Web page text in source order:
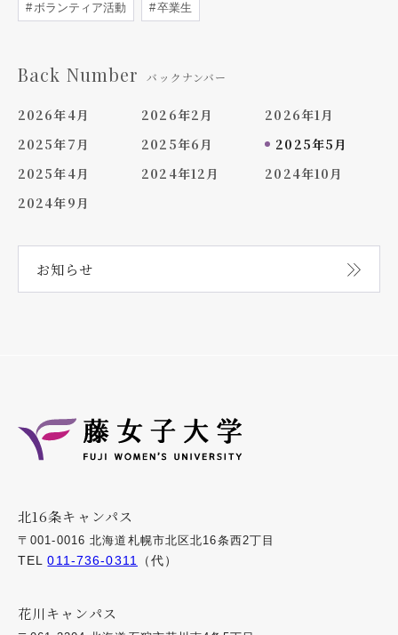
ボランティア活動 卒業生
Back Number バックナンバー
2026年4月 2026年2月
2026年1月
2025年7月
2025年6月
2025年5月
2025年4月
2024年12月
2024年10月
2024年9月
お知らせ
北16条キャンパス
〒001-0016 北海道札幌市北区北16条西2丁目
TEL011-736-0311 （代）
花川キャンパス